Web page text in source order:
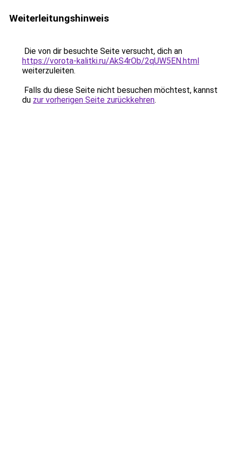
Weiterleitungshinweis
Die von dir besuchte Seite versucht, dich an
https://vorota-kalitki.ru/AkS4rOb/2qUW5EN.html
weiterzuleiten.
Falls du diese Seite nicht besuchen möchtest, kannst
du zur vorherigen Seite zurückkehren.